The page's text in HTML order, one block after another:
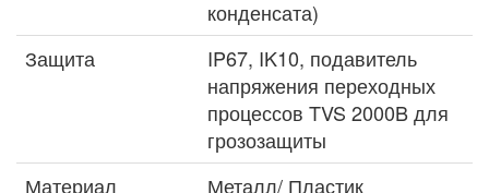
конденсата)
Защита
IP67, IK10, подавитель
напряжения переходных
процессов TVS 2000B для
грозозащиты
Материал
Металл/ Пластик